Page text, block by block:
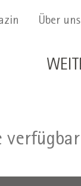
Über uns
verfügbar